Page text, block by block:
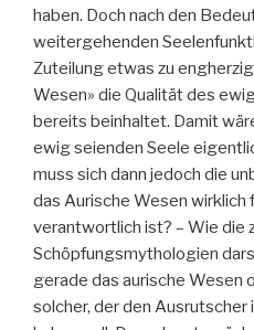
haben. Doch nach den
weitergehenden
Zuteilung etwas zu
Wesen» die Qualität des
bereits beinhaltet. Damit
ewig seienden Seele
muss sich dann jedoch die
das Aurische Wesen wirklich
verantwortlich ist? – Wie die
Schöpfungsmythologien
gerade das aurische Wesen
solcher, der den Ausrutscher